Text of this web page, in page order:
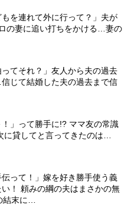
もを連れて外に行って？」夫が
の妻に追い打ちをかける…妻の
ってそれ？」友人から夫の過去
じて結婚した夫の過去まで信
！」って勝手に!? ママ友の常識
に貸してと言ってきたのは…
伝って！」嫁を好き勝手使う義
！ 頼みの綱の夫はまさかの無
結末に…